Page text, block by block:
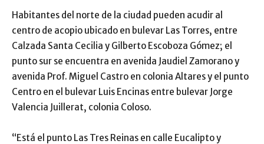
Habitantes del norte de la ciudad pueden acudir al
centro de acopio ubicado en bulevar Las Torres, entre
Calzada Santa Cecilia y Gilberto Escoboza Gómez; el
punto sur se encuentra en avenida Jaudiel Zamorano y
avenida Prof. Miguel Castro en colonia Altares y el punto
Centro en el bulevar Luis Encinas entre bulevar Jorge
Valencia Juillerat, colonia Coloso.
“Está el punto Las Tres Reinas en calle Eucalipto y